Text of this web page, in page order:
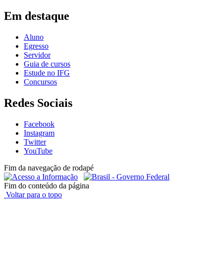
Em destaque
Aluno
Egresso
Servidor
Guia de cursos
Estude no IFG
Concursos
Redes Sociais
Facebook
Instagram
Twitter
YouTube
Fim da navegação de rodapé
Fim do conteúdo da página
Voltar para o topo